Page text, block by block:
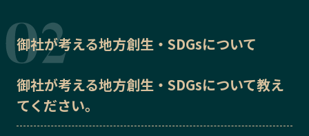
御社が考える地方創生・SDGsについて
御社が考える地方創生・SDGsについて教え
てください。